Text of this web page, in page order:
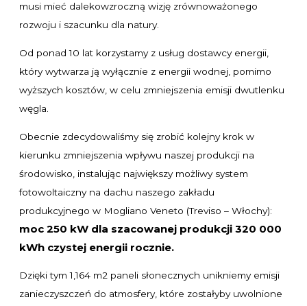
musi mieć dalekowzroczną wizję zrównoważonego
rozwoju i szacunku dla natury.
Od ponad 10 lat korzystamy z usług dostawcy energii,
który wytwarza ją wyłącznie z energii wodnej, pomimo
wyższych kosztów, w celu zmniejszenia emisji dwutlenku
węgla.
Obecnie zdecydowaliśmy się zrobić kolejny krok w
kierunku zmniejszenia wpływu naszej produkcji na
środowisko, instalując największy możliwy system
fotowoltaiczny na dachu naszego zakładu
produkcyjnego w Mogliano Veneto (Treviso – Włochy):
moc 250 kW dla szacowanej produkcji 320 000
kWh czystej energii rocznie.
Dzięki tym 1,164 m2 paneli słonecznych unikniemy emisji
zanieczyszczeń do atmosfery, które zostałyby uwolnione